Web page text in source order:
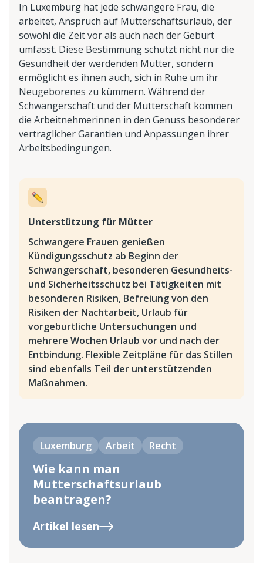
In Luxemburg hat jede schwangere Frau, die
arbeitet, Anspruch auf Mutterschaftsurlaub, der
sowohl die Zeit vor als auch nach der Geburt
umfasst. Diese Bestimmung schützt nicht nur die
Gesundheit der werdenden Mütter, sondern
ermöglicht es ihnen auch, sich in Ruhe um ihr
Neugeborenes zu kümmern. Während der
Schwangerschaft und der Mutterschaft kommen
die Arbeitnehmerinnen in den Genuss besonderer
vertraglicher Garantien und Anpassungen ihrer
Arbeitsbedingungen.
Unterstützung für Mütter
Schwangere Frauen genießen
Kündigungsschutz ab Beginn der
Schwangerschaft, besonderen Gesundheits-
und Sicherheitsschutz bei Tätigkeiten mit
besonderen Risiken, Befreiung von den
Risiken der Nachtarbeit, Urlaub für
vorgeburtliche Untersuchungen und
mehrere Wochen Urlaub vor und nach der
Entbindung. Flexible Zeitpläne für das Stillen
sind ebenfalls Teil der unterstützenden
Maßnahmen.
Luxemburg Arbeit Recht
Wie kann man
Mutterschaftsurlaub
beantragen?
Artikel lesen